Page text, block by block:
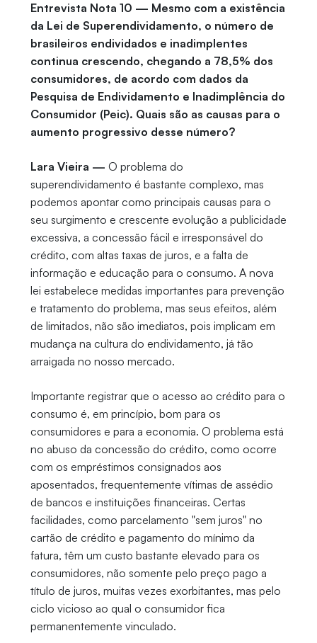
Entrevista Nota 10 — Mesmo com a existência
da Lei de Superendividamento, o número de
brasileiros endividados e inadimplentes
continua crescendo, chegando a 78,5% dos
consumidores, de acordo com dados da
Pesquisa de Endividamento e Inadimplência do
Consumidor (Peic). Quais são as causas para o
aumento progressivo desse número?
Lara Vieira — O problema do
superendividamento é bastante complexo, mas
podemos apontar como principais causas para o
seu surgimento e crescente evolução a publicidade
excessiva, a concessão fácil e irresponsável do
crédito, com altas taxas de juros, e a falta de
informação e educação para o consumo. A nova
lei estabelece medidas importantes para prevenção
e tratamento do problema, mas seus efeitos, além
de limitados, não são imediatos, pois implicam em
mudança na cultura do endividamento, já tão
arraigada no nosso mercado.
Importante registrar que o acesso ao crédito para o
consumo é, em princípio, bom para os
consumidores e para a economia. O problema está
no abuso da concessão do crédito, como ocorre
com os empréstimos consignados aos
aposentados, frequentemente vítimas de assédio
de bancos e instituições financeiras. Certas
facilidades, como parcelamento "sem juros" no
cartão de crédito e pagamento do mínimo da
fatura, têm um custo bastante elevado para os
consumidores, não somente pelo preço pago a
título de juros, muitas vezes exorbitantes, mas pelo
ciclo vicioso ao qual o consumidor fica
permanentemente vinculado.